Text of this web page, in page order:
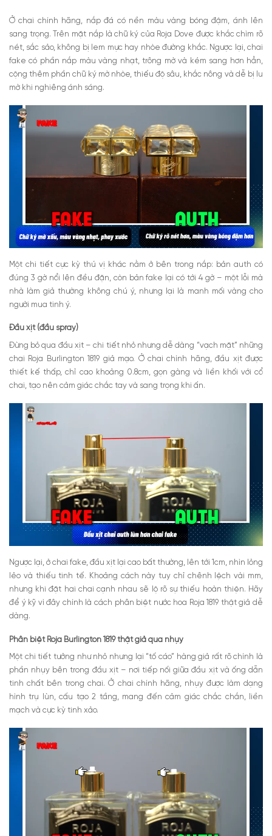
Ở chai chính hãng, nắp đá có nền màu vàng bóng đậm, ánh lên
sang trọng. Trên mặt nắp là chữ ký của Roja Dove được khắc chìm rõ
nét, sắc sảo, không bị lem mực hay nhòe đường khắc. Ngược lại, chai
fake có phần nắp màu vàng nhạt, trông mờ và kém sang hơn hẳn,
cộng thêm phần chữ ký mờ nhòe, thiếu độ sâu, khắc nông và dễ bị lu
mờ khi nghiêng ánh sáng.
Một chi tiết cực kỳ thú vị khác nằm ở bên trong nắp: bản auth có
đúng 3 gờ nổi lên đều đặn, còn bản fake lại có tới 4 gờ – một lỗi mà
nhà làm giả thường không chú ý, nhưng lại là manh mối vàng cho
người mua tinh ý.
Đầu xịt (đầu spray)
Đừng bỏ qua đầu xịt – chi tiết nhỏ nhưng dễ dàng “vạch mặt” những
chai Roja Burlington 1819 giả mạo. Ở chai chính hãng, đầu xịt được
thiết kế thấp, chỉ cao khoảng 0.8cm, gọn gàng và liền khối với cổ
chai, tạo nên cảm giác chắc tay và sang trọng khi ấn.
Ngược lại, ở chai fake, đầu xịt lại cao bất thường, lên tới 1cm, nhìn lỏng
lẻo và thiếu tinh tế. Khoảng cách này tuy chỉ chênh lệch vài mm,
nhưng khi đặt hai chai cạnh nhau sẽ lộ rõ sự thiếu hoàn thiện. Hãy
để ý kỹ vì đây chính là cách phân biệt nước hoa Roja 1819 thật giả dễ
dàng.
Phân biệt Roja Burlington 1819 thật giả qua nhụy
Một chi tiết tưởng như nhỏ nhưng lại “tố cáo” hàng giả rất rõ chính là
phần nhụy bên trong đầu xịt – nơi tiếp nối giữa đầu xịt và ống dẫn
tinh chất bên trong chai.Ở chai chính hãng, nhụy được làm dạng
hình trụ lùn, cấu tạo 2 tầng, mang đến cảm giác chắc chắn, liền
mạch và cực kỳ tinh xảo.